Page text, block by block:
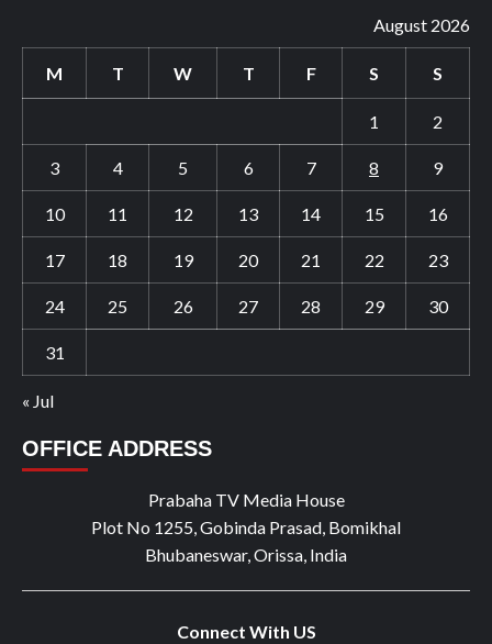
August 2026
M T W T F S S
1 2
3 4 5 6 7 8 9
10 11 12 13 14 15 16
17 18 19 20 21 22 23
24 25 26 27 28 29 30
31
« Jul
OFFICE ADDRESS
Prabaha TV Media House
Plot No 1255, Gobinda Prasad, Bomikhal
Bhubaneswar, Orissa, India
Connect With US